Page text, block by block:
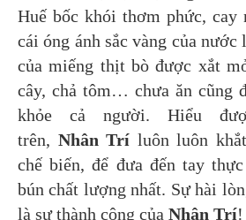
Huế bốc khói thơm phức, cay
cái óng ánh sắc vàng của nước
của miếng thịt bò được xắt
cây, chả tôm… chưa ăn cũng
khỏe cả người. ​Hiểu
trên, Nhân Trí luôn luôn
chế biến, để đưa đến tay
bún chất lượng nhất. Sự hài
là sự thành công của Nhân Trí!